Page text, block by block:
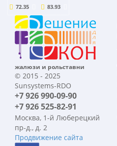
72.35 83.93
жалюзи и рольставни
© 2015 - 2025
Sunsystems-RDO
+7 926 990-09-90
+7 926 525-82-91
Москва, 1-й Люберецкий
пр-д., д. 2
Продвижение сайта